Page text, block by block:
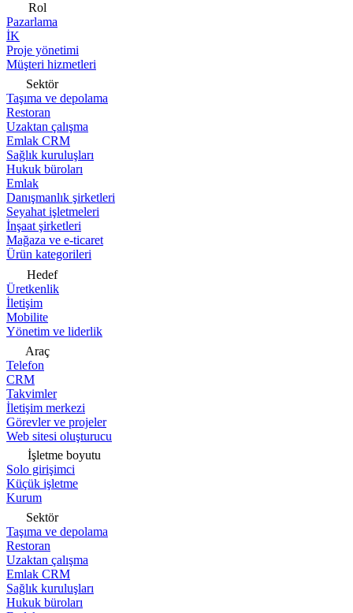
Rol
Pazarlama
İK
Proje yönetimi
Müşteri hizmetleri
Sektör
Taşıma ve depolama
Restoran
Uzaktan çalışma
Emlak CRM
Sağlık kuruluşları
Hukuk büroları
Emlak
Danışmanlık şirketleri
Seyahat işletmeleri
İnşaat şirketleri
Mağaza ve e-ticaret
Ürün kategorileri
Hedef
Üretkenlik
İletişim
Mobilite
Yönetim ve liderlik
Araç
Telefon
CRM
Takvimler
İletişim merkezi
Görevler ve projeler
Web sitesi oluşturucu
İşletme boyutu
Solo girişimci
Küçük işletme
Kurum
Sektör
Taşıma ve depolama
Restoran
Uzaktan çalışma
Emlak CRM
Sağlık kuruluşları
Hukuk büroları